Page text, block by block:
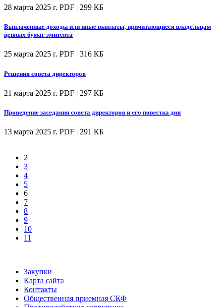
28 марта 2025 г. PDF | 299 КБ
Выплаченные доходы или иные выплаты, причитающиеся владельцам
ценных бумаг эмитента
25 марта 2025 г. PDF | 316 КБ
Решения совета директоров
21 марта 2025 г. PDF | 297 КБ
Проведение заседания совета директоров и его повестка дня
13 марта 2025 г. PDF | 291 КБ
2
3
4
5
6
7
8
9
10
11
Закупки
Карта сайта
Контакты
Общественная приемная СКФ